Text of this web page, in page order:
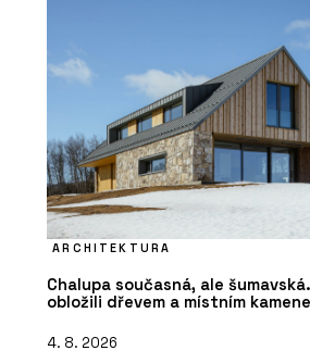
ARCHITEKTURA
Chalupa současná, ale
obložili dřevem a místním
4. 8. 2026